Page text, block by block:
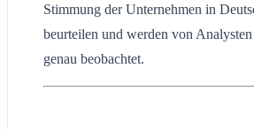
Stimmung der Unternehmen in
beurteilen und werden von
genau beobachtet.